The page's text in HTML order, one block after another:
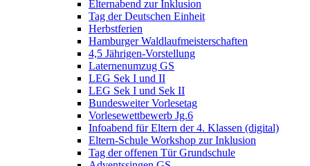
Elternabend zur Inklusion
Tag der Deutschen Einheit
Herbstferien
Hamburger Waldlaufmeisterschaften
4,5 Jährigen-Vorstellung
Laternenumzug GS
LEG Sek I und II
LEG Sek I und Sek II
Bundesweiter Vorlesetag
Vorlesewettbewerb Jg.6
Infoabend für Eltern der 4. Klassen (digital)
Eltern-Schule Workshop zur Inklusion
Tag der offenen Tür Grundschule